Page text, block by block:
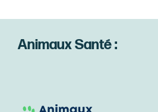
Animaux Santé :